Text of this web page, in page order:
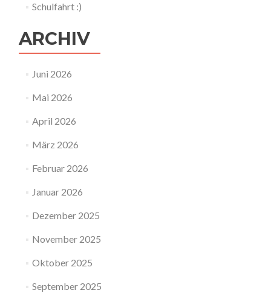
Schulfahrt :)
ARCHIV
Juni 2026
Mai 2026
April 2026
März 2026
Februar 2026
Januar 2026
Dezember 2025
November 2025
Oktober 2025
September 2025